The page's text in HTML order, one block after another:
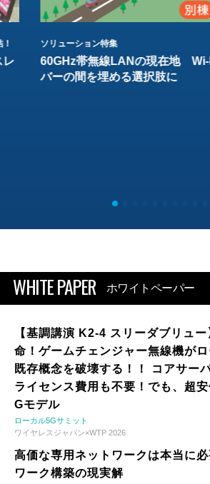
レ
ソリューション特集
60GHz帯無線LANの現在地 Wi-
バーの間を埋める選択肢に
WHITE PAPER ホワイトペーパー
【基調講演 K2-4 スリーダブリュ
命！ゲームチェンジャー無線機が
既存概念を破壊する！！ コアサー
ライセンス費用も不要！でも、超
Gモデル
ローカル5Gサミット
ワイヤレスジャパン×WTP 2026
高価な専用ネットワークは本当に
ワーク構築の現実解